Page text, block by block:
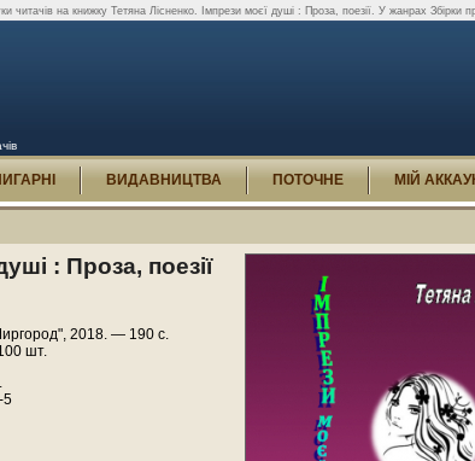
читачів на книжку Тетяна Лісненко. Імпрези моєї душі : Проза, поезії. У жанрах Збірки
ВИДАВНИЦТВА ПОТОЧНЕ МІЙ
: Проза, поезії
2018. — 190 с.
шт.
5